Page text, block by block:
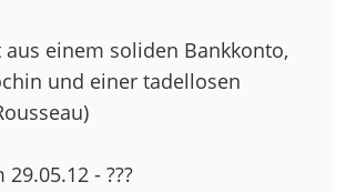
aus einem soliden Bankkonto,
und einer tadellosen
- ???